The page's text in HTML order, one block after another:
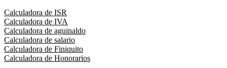
Calculadora de ISR
Calculadora de IVA
Calculadora de aguinaldo
Calculadora de salario
Calculadora de Finiquito
Calculadora de Honorarios